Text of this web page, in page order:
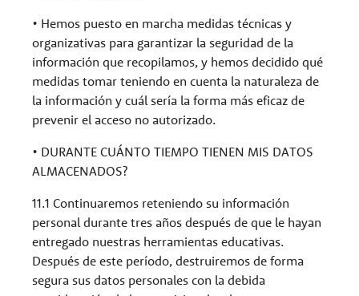
• Hemos puesto en marcha medidas técnicas y
organizativas para garantizar la seguridad de la
información que recopilamos, y hemos decidido qué
medidas tomar teniendo en cuenta la naturaleza de
la información y cuál sería la forma más eficaz de
prevenir el acceso no autorizado.
• DURANTE CUÁNTO TIEMPO TIENEN MIS DATOS
ALMACENADOS?
11.1 Continuaremos reteniendo su información
personal durante tres años después de que le hayan
entregado nuestras herramientas educativas.
Después de este período, destruiremos de forma
segura sus datos personales con la debida